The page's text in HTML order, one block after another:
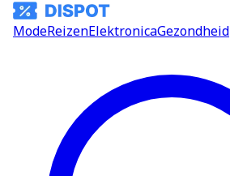
ModeReizenElektronicaGezondheid